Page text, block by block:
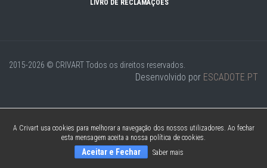
LIVRO DE RECLAMAÇÕES
2015-2026 © CRIVARTTodos os direitos reservados.
Desenvolvido por ESCADOTE.PT
A Crivart usa cookies para melhorar a navegação dos nossos utilizadores. Ao fechar
esta mensagem aceita a nossa política de cookies.
Aceitar e Fechar Saber mais